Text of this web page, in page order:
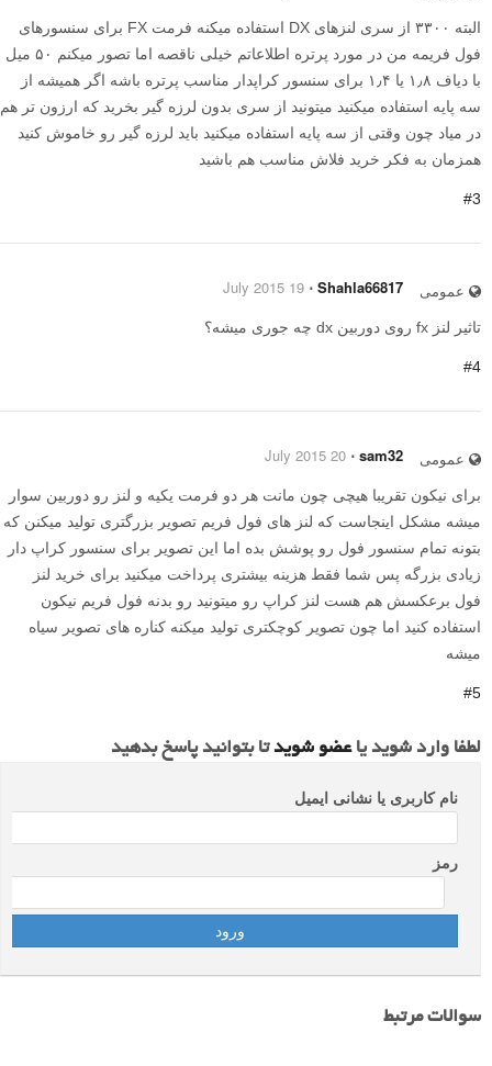
البته ۳۳۰۰ از سری لنزهای DX استفاده میکنه فرمت FX برای سنسورهای
فول فریمه من در مورد پرتره اطلاعاتم خیلی ناقصه اما تصور میکنم ۵۰ میل
با دیاف ۱٫۸ یا ۱٫۴ برای سنسور کراپدار مناسب پرتره باشه اگر همیشه از
سه پایه استفاده میکنید میتونید از سری بدون لرزه گیر بخرید که ارزون تر هم
در میاد چون وقتی از سه پایه استفاده میکنید باید لرزه گیر رو خاموش کنید
همزمان به فکر خرید فلاش مناسب هم باشید
#3
عمومی Shahla66817
⋅
19 July 2015
تاثیر لنز fx روی دوربین dx چه جوری میشه؟
#4
عمومی sam32
⋅
20 July 2015
برای نیکون تقریبا هیچی چون مانت هر دو فرمت یکیه و لنز رو دوربین سوار
میشه مشکل اینجاست که لنز های فول فریم تصویر بزرگتری تولید میکنن که
بتونه تمام سنسور فول رو پوشش بده اما این تصویر برای سنسور کراپ دار
زیادی بزرگه پس شما فقط هزینه بیشتری پرداخت میکنید برای خرید لنز
فول برعکسش هم هست لنز کراپ رو میتونید رو بدنه فول فریم نیکون
استفاده کنید اما چون تصویر کوچکتری تولید میکنه کناره های تصویر سیاه
میشه
#5
لطفا وارد شوید یاعضو شویدتا بتوانید پاسخ بدهید
نام کاربری یا نشانی ایمیل
رمز
سوالات مرتبط